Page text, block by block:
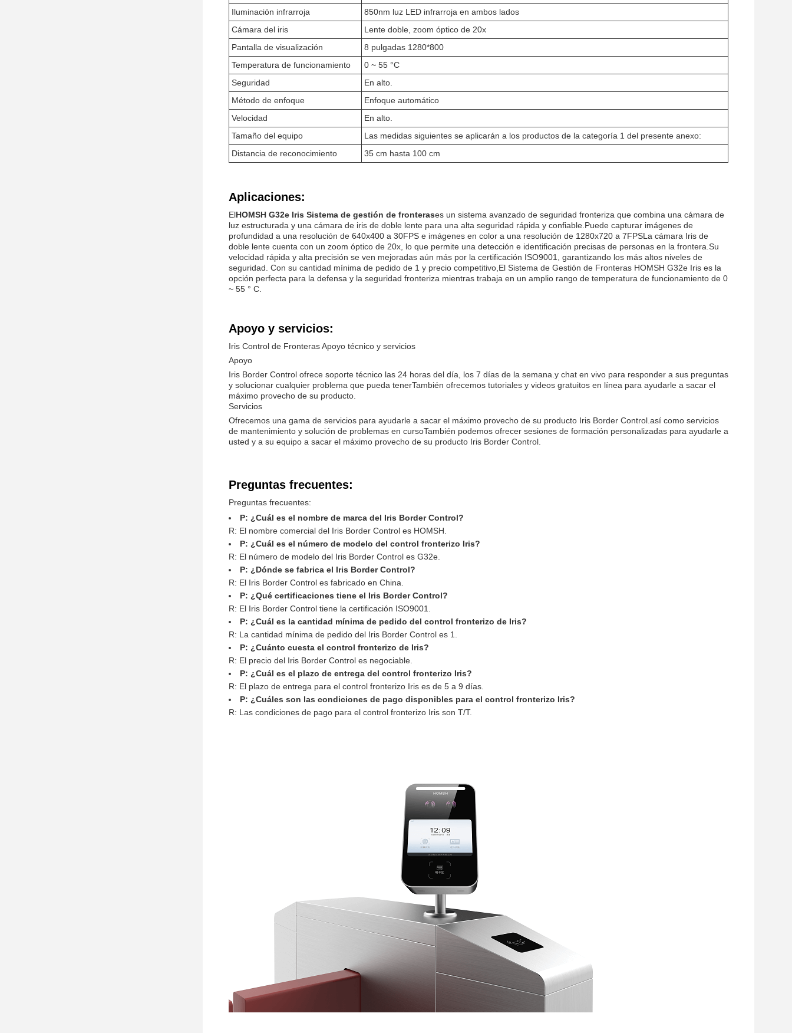
Iluminación infrarroja
850nm luz LED infrarroja en ambos lados
Cámara del iris
Lente doble, zoom óptico de 20x
Pantalla de visualización
8 pulgadas 1280*800
Temperatura de funcionamiento
0 ~ 55 °C
Seguridad
En alto.
Método de enfoque
Enfoque automático
Velocidad
En alto.
Tamaño del equipo
Las medidas siguientes se aplicarán a los productos de la categoría 1 del presente anexo:
Distancia de reconocimiento
35 cm hasta 100 cm
Aplicaciones:
ElHOMSH G32e Iris Sistema de gestión de fronterases un sistema avanzado de seguridad fronteriza que combina una cámara de
luz estructurada y una cámara de iris de doble lente para una alta seguridad rápida y confiable.Puede capturar imágenes de
profundidad a una resolución de 640x400 a 30FPS e imágenes en color a una resolución de 1280x720 a 7FPSLa cámara Iris de
doble lente cuenta con un zoom óptico de 20x, lo que permite una detección e identificación precisas de personas en la frontera.Su
velocidad rápida y alta precisión se ven mejoradas aún más por la certificación ISO9001, garantizando los más altos niveles de
seguridad. Con su cantidad mínima de pedido de 1 y precio competitivo,El Sistema de Gestión de Fronteras HOMSH G32e Iris es la
opción perfecta para la defensa y la seguridad fronteriza mientras trabaja en un amplio rango de temperatura de funcionamiento de 0
~ 55 ° C.
Apoyo y servicios:
Iris Control de Fronteras Apoyo técnico y servicios
Apoyo
Iris Border Control ofrece soporte técnico las 24 horas del día, los 7 días de la semana.y chat en vivo para responder a sus preguntas
y solucionar cualquier problema que pueda tenerTambién ofrecemos tutoriales y videos gratuitos en línea para ayudarle a sacar el
máximo provecho de su producto.
Servicios
Ofrecemos una gama de servicios para ayudarle a sacar el máximo provecho de su producto Iris Border Control.así como servicios
de mantenimiento y solución de problemas en cursoTambién podemos ofrecer sesiones de formación personalizadas para ayudarle a
usted y a su equipo a sacar el máximo provecho de su producto Iris Border Control.
Preguntas frecuentes:
Preguntas frecuentes:
P: ¿Cuál es el nombre de marca del Iris Border Control?
R: El nombre comercial del Iris Border Control es HOMSH.
P: ¿Cuál es el número de modelo del control fronterizo Iris?
R: El número de modelo del Iris Border Control es G32e.
P: ¿Dónde se fabrica el Iris Border Control?
R: El Iris Border Control es fabricado en China.
P: ¿Qué certificaciones tiene el Iris Border Control?
R: El Iris Border Control tiene la certificación ISO9001.
P: ¿Cuál es la cantidad mínima de pedido del control fronterizo de Iris?
R: La cantidad mínima de pedido del Iris Border Control es 1.
P: ¿Cuánto cuesta el control fronterizo de Iris?
R: El precio del Iris Border Control es negociable.
P: ¿Cuál es el plazo de entrega del control fronterizo Iris?
R: El plazo de entrega para el control fronterizo Iris es de 5 a 9 días.
P: ¿Cuáles son las condiciones de pago disponibles para el control fronterizo Iris?
R: Las condiciones de pago para el control fronterizo Iris son T/T.